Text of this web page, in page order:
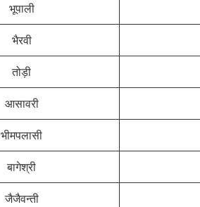
भूपाली
भैरवी
तोड़ी
आसावरी
भीमपलासी
बागेश्री
जैजैवन्ती